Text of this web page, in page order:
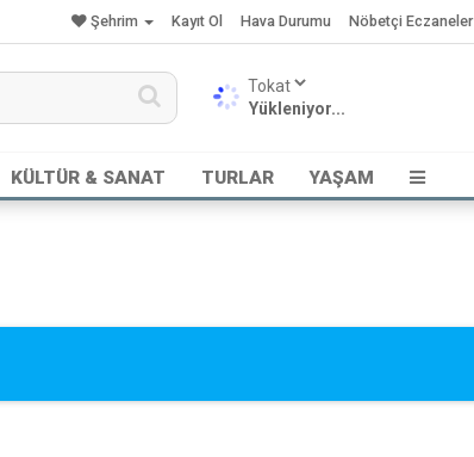
Şehrim Kayıt Ol Hava Durumu Nöbetçi Eczaneler
Yükleniyor...
KÜLTÜR & SANAT TURLAR YAŞAM